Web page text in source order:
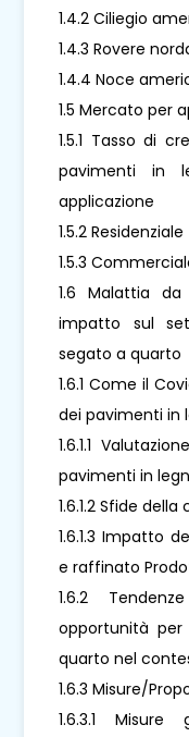
1.4.2 Ciliegio
1.4.3 Rovere
1.4.4 Noce
1.5 Mercato per
1.5.1 Tasso di
pavimenti in
applicazione
1.5.2 Residenziale
1.5.3
1.6 Malattia da
impatto sul
segato a quarto
1.6.1 Come il
dei pavimenti in
1.6.1.1
pavimenti in
1.6.1.2 Sfide
1.6.1.3 Impatto
e raffinato
1.6.2
opportunità
quarto nel
1.6.3 Misure/
1.6.3.1